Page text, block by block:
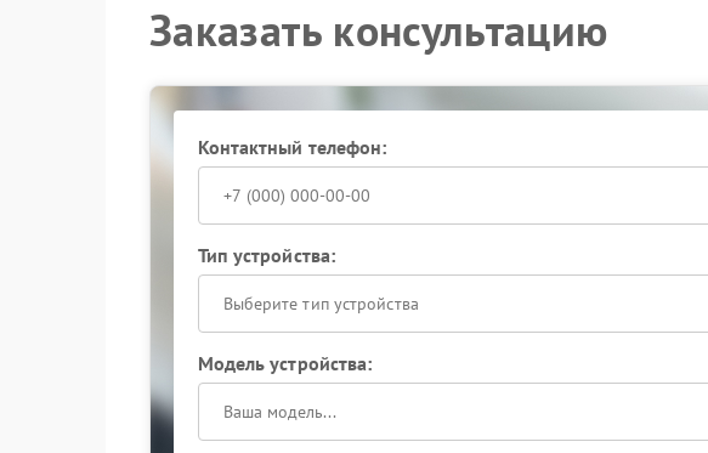
Заказать консультацию
Контактный телефон:
Тип устройства:
Выберите тип устройства
Модель устройства: